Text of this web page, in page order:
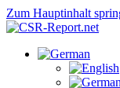
Zum Hauptinhalt